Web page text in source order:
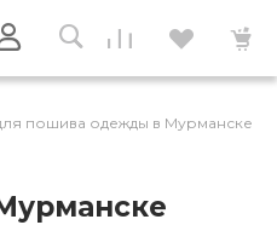
пошива одежды в Мурманске